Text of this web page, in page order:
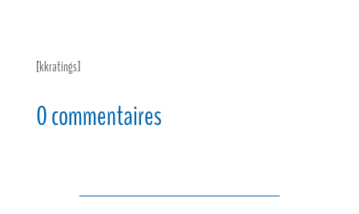
[kkratings]
0 commentaires